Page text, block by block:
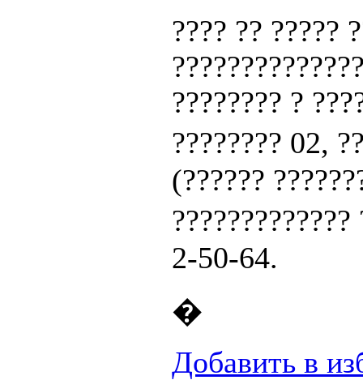
???? ?? ?????
???????? ?
???????? 02,
(??????
2-50-64.
�
Добавить в